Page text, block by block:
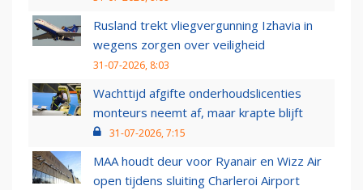
Rusland trekt vliegvergunning Izhavia in
wegens zorgen over veiligheid
31-07-2026, 8:03
Wachttijd afgifte onderhoudslicenties
monteurs neemt af, maar krapte blijft
31-07-2026, 7:15
MAA houdt deur voor Ryanair en Wizz Air
open tijdens sluiting Charleroi Airport